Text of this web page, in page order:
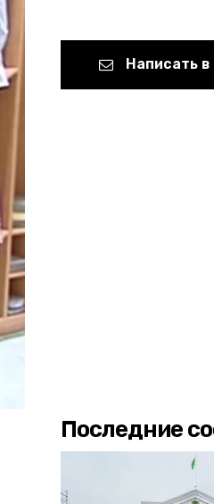
Написать
Последние